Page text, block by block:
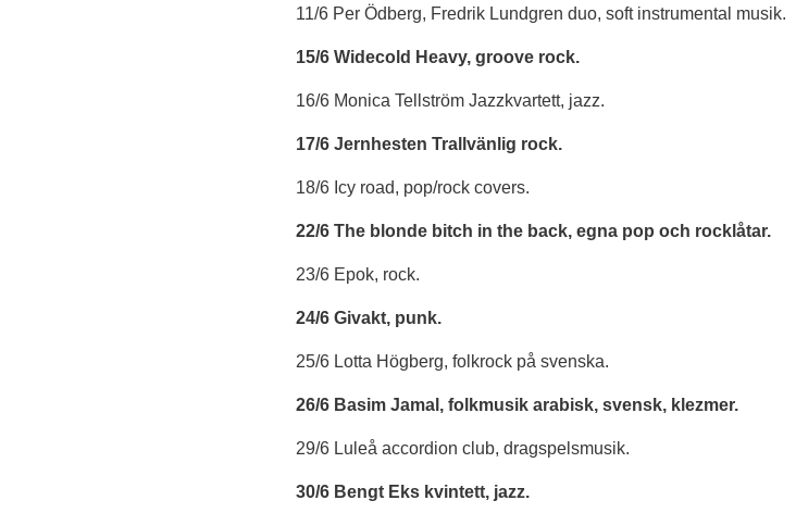
11/6 Per Ödberg, Fredrik Lundgren duo, soft instrumental musik.
15/6 Widecold Heavy, groove rock.
16/6 Monica Tellström Jazzkvartett, jazz.
17/6 Jernhesten Trallvänlig rock.
18/6 Icy road, pop/rock covers.
22/6 The blonde bitch in the back, egna pop och rocklåtar.
23/6 Epok, rock.
24/6 Givakt, punk.
25/6 Lotta Högberg, folkrock på svenska.
26/6 Basim Jamal, folkmusik arabisk, svensk, klezmer.
29/6 Luleå accordion club, dragspelsmusik.
30/6 Bengt Eks kvintett, jazz.